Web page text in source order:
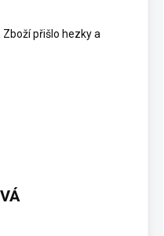
přišlo hezky a